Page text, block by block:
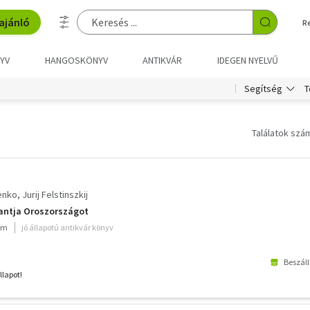
HANGOSKÖNYV ANTIKVÁR IDEGEN NYELVŰ
Segítség
Találatok
Jurij Felstinszkij
Oroszországot
jó állapotú antikvár könyv